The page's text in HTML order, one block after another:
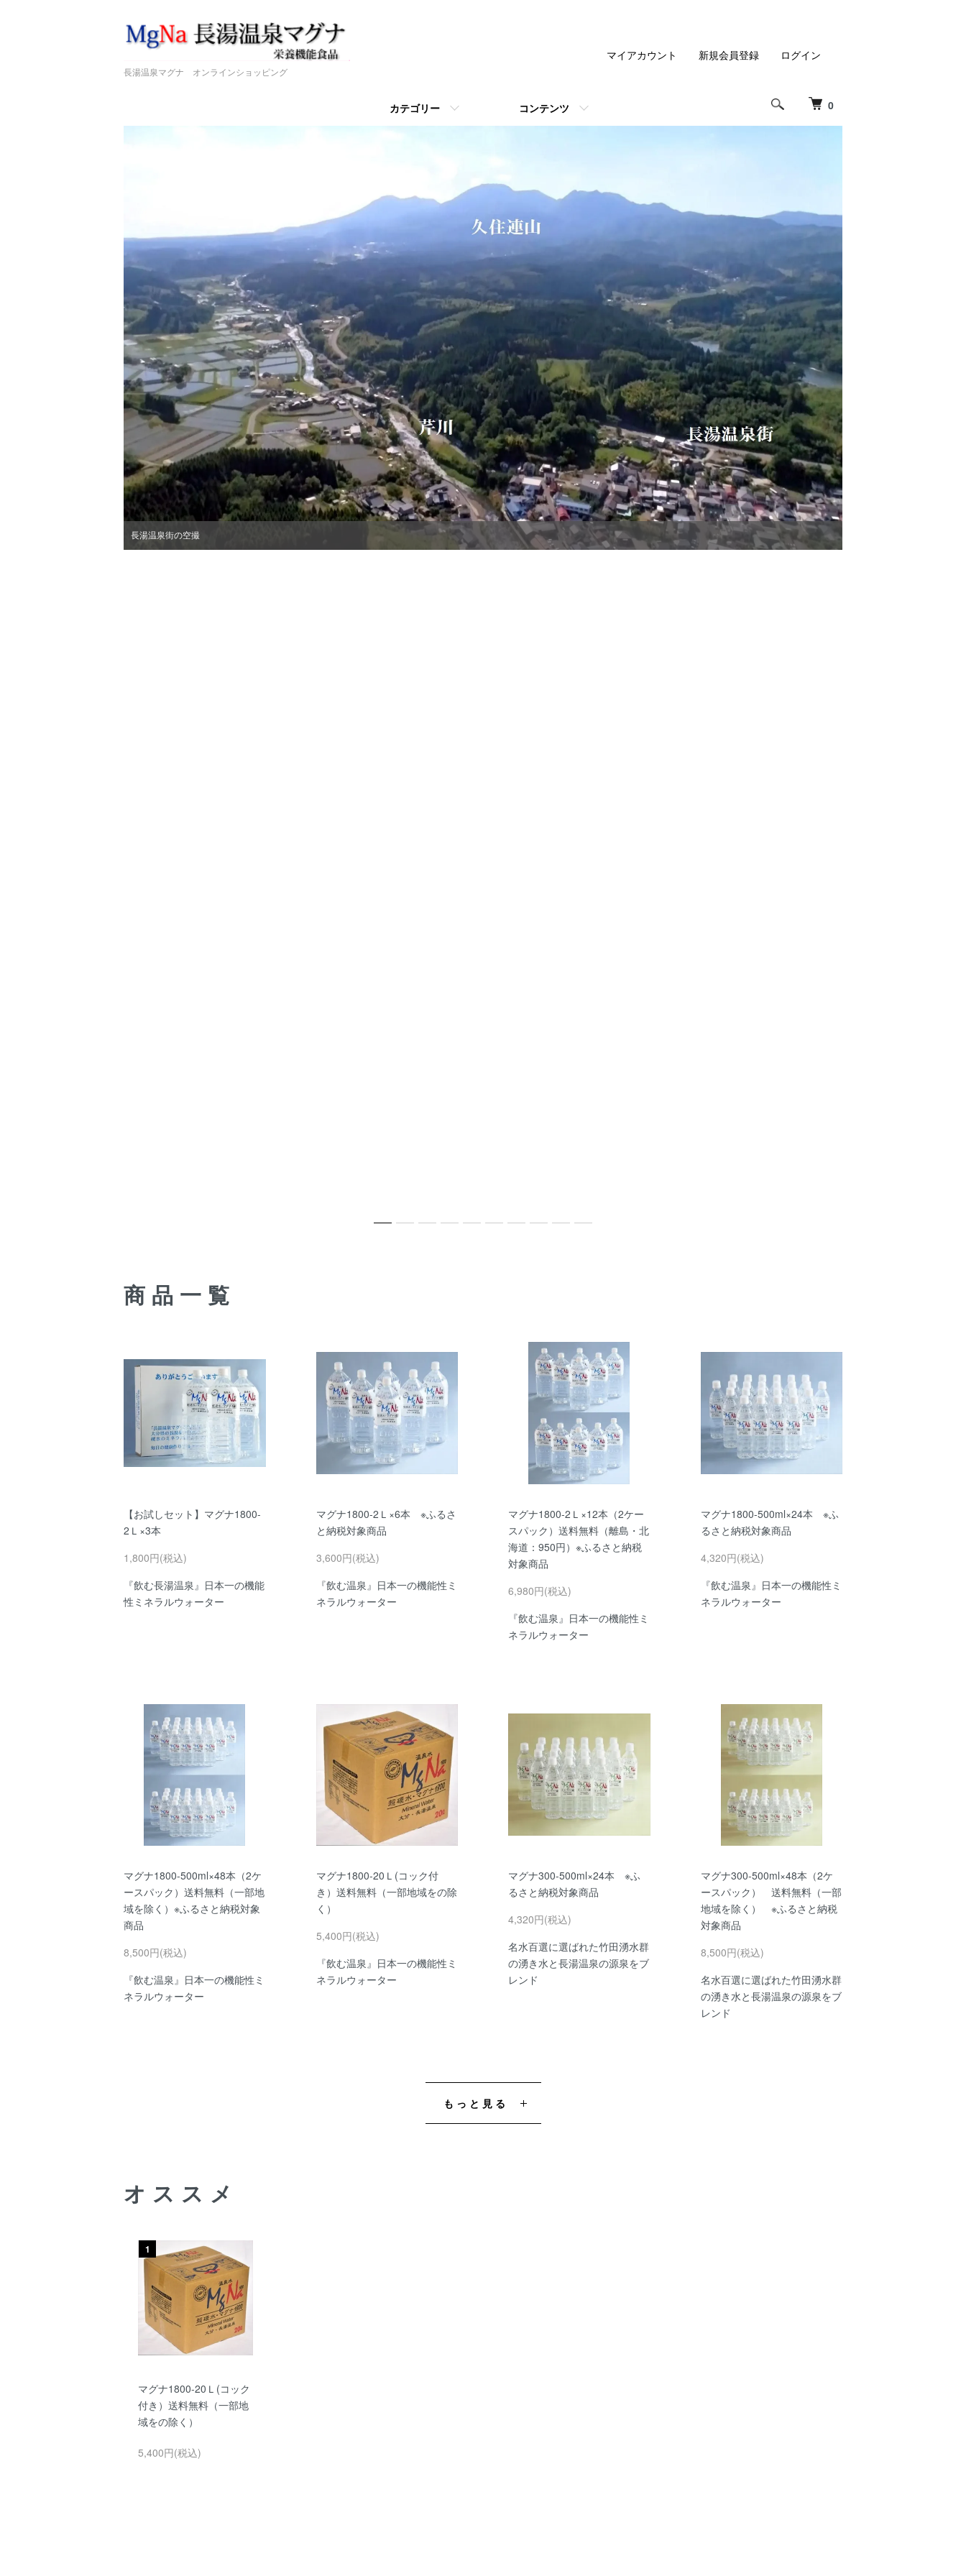
長湯温泉マグナ オンラインショッピング
0
カテゴリー コンテンツ
マイアカウント 新規会員登録 ログイン
商品一覧
【お試しセット】マグナ1800-
2Ｌ×3本
1,800円(税込)
『飲む長湯温泉』日本一の機能
性ミネラルウォーター
マグナ1800-2Ｌ×6本 ※ふるさ
と納税対象商品
3,600円(税込)
『飲む温泉』日本一の機能性ミ
ネラルウォーター
マグナ1800-2Ｌ×12本（2ケー
スパック）送料無料（離島・北
海道：950円）※ふるさと納税
対象商品
6,980円(税込)
『飲む温泉』日本一の機能性ミ
ネラルウォーター
マグナ1800-500ml×24本 ※ふ
るさと納税対象商品
4,320円(税込)
『飲む温泉』日本一の機能性ミ
ネラルウォーター
マグナ1800-500ml×48本（2ケ
ースパック）送料無料（一部地
域を除く）※ふるさと納税対象
商品
8,500円(税込)
『飲む温泉』日本一の機能性ミ
ネラルウォーター
マグナ1800-20Ｌ(コック付
き）送料無料（一部地域をの除
く）
5,400円(税込)
『飲む温泉』日本一の機能性ミ
ネラルウォーター
マグナ300-500ml×24本 ※ふ
るさと納税対象商品
4,320円(税込)
名水百選に選ばれた竹田湧水群
の湧き水と長湯温泉の源泉をブ
レンド
マグナ300-500ml×48本（2ケ
ースパック） 送料無料（一部
地域を除く） ※ふるさと納税
対象商品
8,500円(税込)
名水百選に選ばれた竹田湧水群
の湧き水と長湯温泉の源泉をブ
レンド
もっと見る
オススメ
1
マグナ1800-20Ｌ(コック
付き）送料無料（一部地
域をの除く）
5,400円(税込)